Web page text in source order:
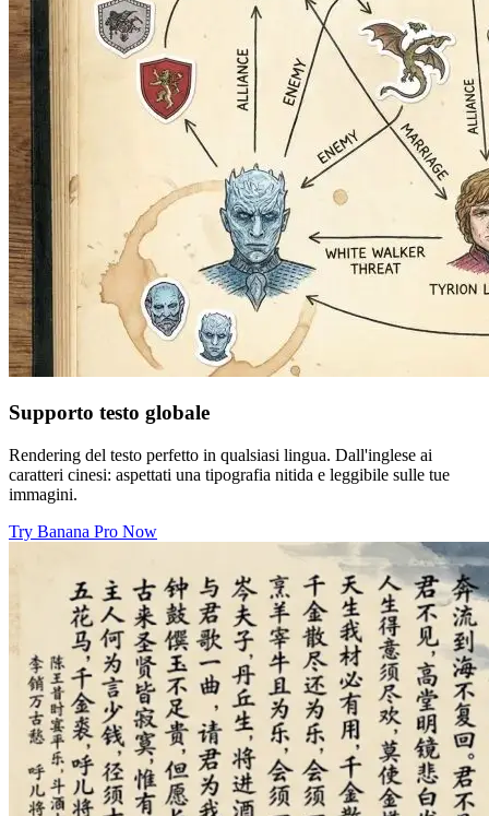
Supporto testo globale
Rendering del testo perfetto in qualsiasi lingua. Dall'inglese ai
caratteri cinesi: aspettati una tipografia nitida e leggibile sulle tue
immagini.
Try Banana Pro Now